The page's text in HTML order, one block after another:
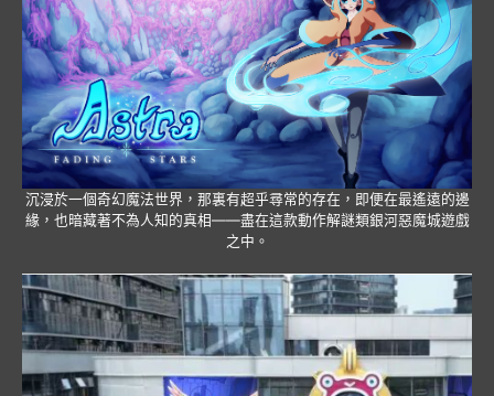
沉浸於一個奇幻魔法世界，那裏有超乎尋常的存在，即便在最遙遠的邊
緣，也暗藏著不為人知的真相——盡在這款動作解謎類銀河惡魔城遊戲
之中。